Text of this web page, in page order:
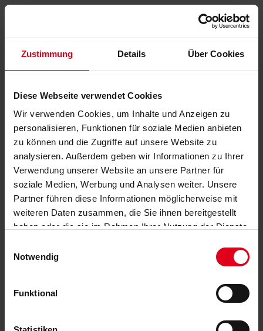
Zustimmung Details Über Cookies
Diese Webseite verwendet Cookies
Wir verwenden Cookies, um Inhalte und Anzeigen zu
personalisieren, Funktionen für soziale Medien anbieten
zu können und die Zugriffe auf unsere Website zu
analysieren. Außerdem geben wir Informationen zu Ihrer
Verwendung unserer Website an unsere Partner für
soziale Medien, Werbung und Analysen weiter. Unsere
Partner führen diese Informationen möglicherweise mit
weiteren Daten zusammen, die Sie ihnen bereitgestellt
haben oder die sie im Rahmen Ihrer Nutzung der Dienste
Notwendig
Funktional